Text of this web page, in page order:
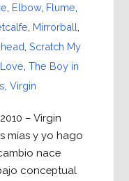
Elbow, Flume
Mirrorball
Scratch My
The Boy in
Virgin
– Virgin
mías y yo hago
nace
conceptual